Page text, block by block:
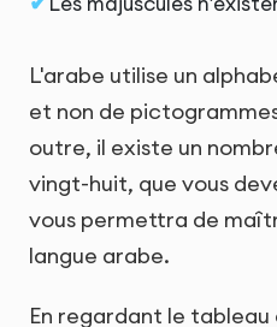
L'arabe utilise un
et non de
outre, il existe un
vingt-huit, que vous
vous permettra de
langue arabe.
En regardant le tableau